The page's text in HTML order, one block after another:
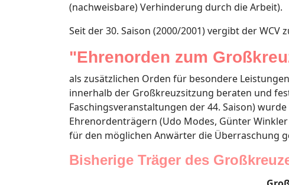
(nachweisbare) Verhinderung durch die Arbeit).
Seit der 30. Saison (2000/2001) vergibt der WCV
"Ehrenorden zum
als zusätzlichen Orden für besondere
innerhalb der Großkreuzsitzung beraten und
Faschingsveranstaltungen der 44. Saison)
Ehrenordenträgern (Udo Modes, Günter
für den möglichen Anwärter die Überraschung
Bisherige Träger des